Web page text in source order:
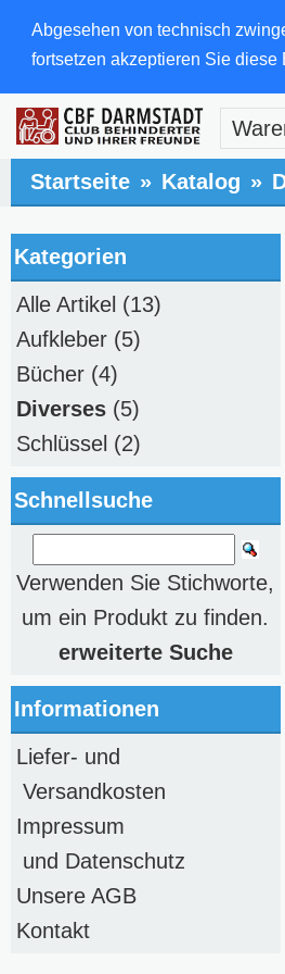
Abgesehen von technisch
fortsetzen akzeptieren Sie diese
Startseite » Katalog »
Kategorien
Alle Artikel (13)
Aufkleber (5)
Bücher (4)
Diverses (5)
Schlüssel (2)
Schnellsuche
Verwenden Sie Stichworte,
um ein Produkt zu finden.
erweiterte Suche
Informationen
Liefer- und
Versandkosten
Impressum
und Datenschutz
Unsere AGB
Kontakt